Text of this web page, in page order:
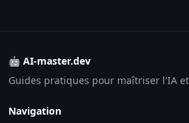
🤖 AI-master.dev
Guides pratiques pour maîtriser l'IA
Navigation